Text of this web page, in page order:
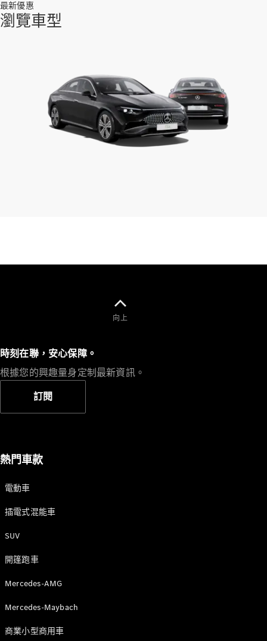
最新優惠
瀏覽車型
向上
時刻在聯，安心保障。
根據您的興趣量身定制最新資訊。
訂閱
熱門車款
電動車
插電式混能車
SUV
開篷跑車
Mercedes-AMG
Mercedes-Maybach
商業小型商用車